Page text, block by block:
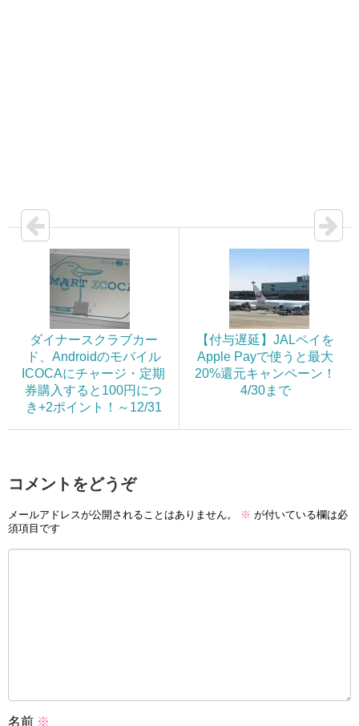
ダイナースクラブカー
ド、Androidのモバイル
ICOCAにチャージ・定期
券購入すると100円につ
き+2ポイント！～12/31
【付与遅延】JALペイを
Apple Payで使うと最大
20%還元キャンペーン！
4/30まで
コメントをどうぞ
メールアドレスが公開されることはありません。 ※ が付いている欄は必
須項目です
名前 ※